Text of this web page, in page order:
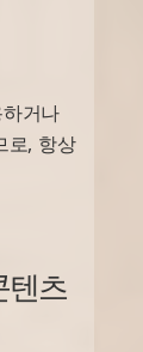
거나
로, 항상
텐츠